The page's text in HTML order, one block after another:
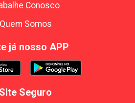
Conosco
Quem Somos
já nosso APP
Site Seguro